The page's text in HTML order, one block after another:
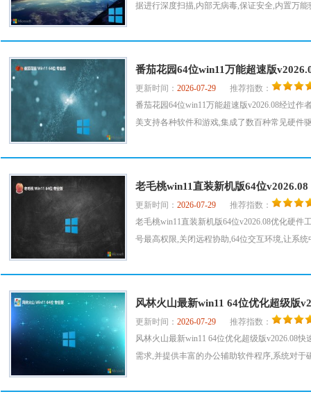
据进行深度扫描,内部无病毒,保证安全,内置万
番茄花园64位win11万能超速版
更新时间： 2026-07-29
推荐指数：
番茄花园64位win11万能超速版v2026.08经过
美支持各种软件和游戏,集成了数百种常见硬件
老毛桃win11直装新机版64位v2026.08
更新时间： 2026-07-29
推荐指数：
老毛桃win11直装新机版64位v2026.08优化硬件
号最高权限,关闭远程协助,64位交互环境,让系
风林火山最新win11 64位优化超级版
更新时间： 2026-07-29
推荐指数：
风林火山最新win11 64位优化超级版v2026.08
需求,并提供丰富的办公辅助软件程序,系统对于